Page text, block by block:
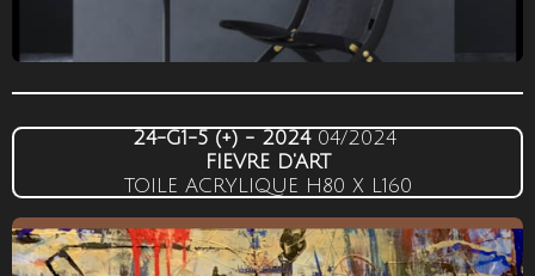
24-G1-5 (+) - 2024 04/2024
FIEVRE D'ART
TOILE ACRYLIQUE H80 X L160